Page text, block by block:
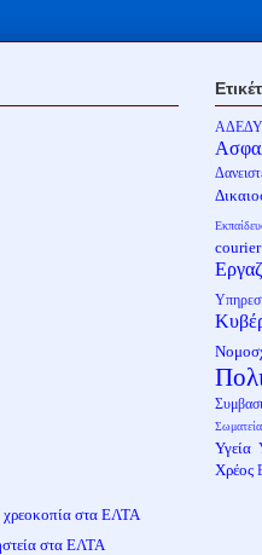
χρεοκοπία στα ΕΛΤΑ
στα ΕΛΤΑ
ΑΔΕΔΥ
courier
Σωματεία
Υγεία
Χρέος